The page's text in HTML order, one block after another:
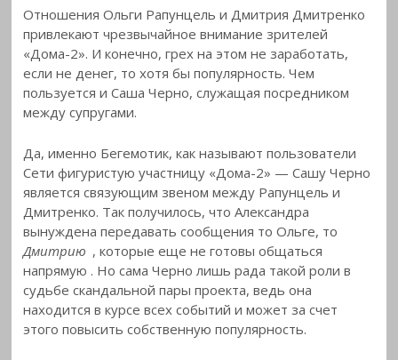
Отношения Ольги Рапунцель и Дмитрия Дмитренко
привлекают чрезвычайное внимание зрителей
«Дома-2». И конечно, грех на этом не заработать,
если не денег, то хотя бы популярность. Чем
пользуется и Саша Черно, служащая посредником
между супругами.
Да, именно Бегемотик, как называют пользователи
Сети фигуристую участницу «Дома-2» — Сашу Черно
является связующим звеном между Рапунцель и
Дмитренко. Так получилось, что Александра
вынуждена передавать сообщения то Ольге, то
Дмитрию , которые еще не готовы общаться
напрямую . Но сама Черно лишь рада такой роли в
судьбе скандальной пары проекта, ведь она
находится в курсе всех событий и может за счет
этого повысить собственную популярность.